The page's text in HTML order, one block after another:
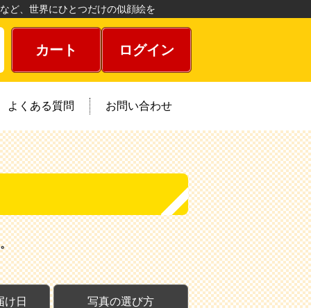
ど、世界にひとつだけの似顔絵を
カート ログイン
よくある質問 お問い合わせ
け日 写真の選び方